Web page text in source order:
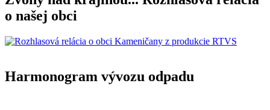
o našej obci
Harmonogram vývozu odpadu